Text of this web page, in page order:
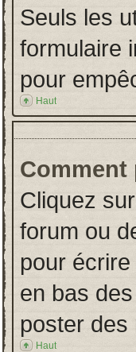
Seuls les
formulaire
pour
Haut
Cliquez
forum ou
pour
en bas
poster
Haut